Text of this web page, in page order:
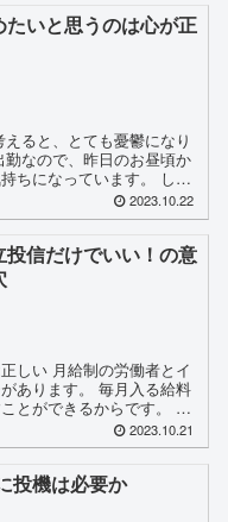
たいと思うのは心が正
ると、とても憂鬱になり
なので、昨日のお昼頃か
ちになっています。 しか
休みなんです。 ...2023.10.22
投信だけでいい！の意
しい 月給制の労働者とイ
あります。 毎月入る給料
とができるからです。 米
年以上持てば損...2023.10.21
投機は必要か